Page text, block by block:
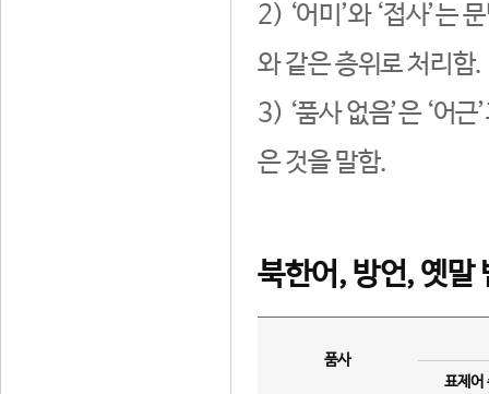
2) ‘어미’와 ‘접사’는
와 같은 층위로 처리함.
3) ‘품사 없음’은 ‘어
은 것을 말함.
북한어, 방언, 옛말
품사
표제어